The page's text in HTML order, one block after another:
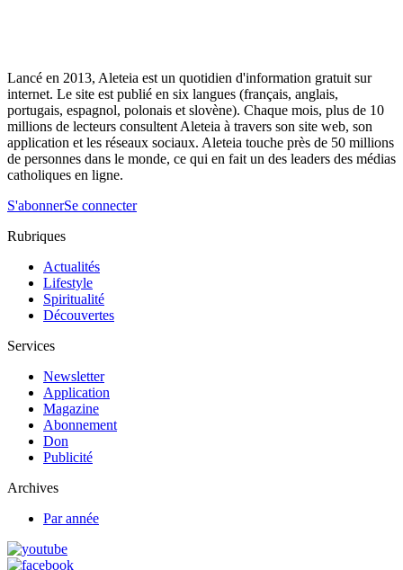
Lancé en 2013, Aleteia est un quotidien d'information gratuit sur
internet. Le site est publié en six langues (français, anglais,
portugais, espagnol, polonais et slovène). Chaque mois, plus de 10
millions de lecteurs consultent Aleteia à travers son site web, son
application et les réseaux sociaux. Aleteia touche près de 50 millions
de personnes dans le monde, ce qui en fait un des leaders des médias
catholiques en ligne.
S'abonnerSe connecter
Rubriques
Actualités
Lifestyle
Spiritualité
Découvertes
Services
Newsletter
Application
Magazine
Abonnement
Don
Publicité
Archives
Par année